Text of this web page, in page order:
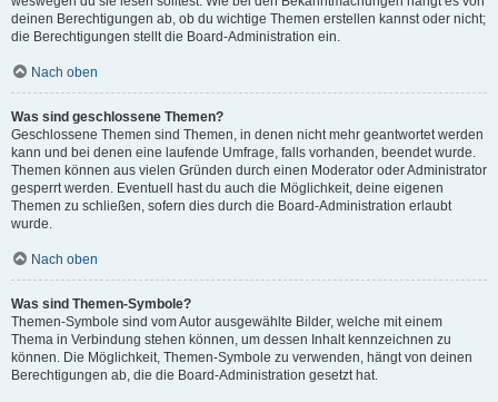
deinen Berechtigungen ab, ob du wichtige Themen erstellen kannst oder nicht;
die Berechtigungen stellt die Board-Administration ein.
Nach oben
Was sind geschlossene Themen?
Geschlossene Themen sind Themen, in denen nicht mehr geantwortet werden
kann und bei denen eine laufende Umfrage, falls vorhanden, beendet wurde.
Themen können aus vielen Gründen durch einen Moderator oder Administrator
gesperrt werden. Eventuell hast du auch die Möglichkeit, deine eigenen
Themen zu schließen, sofern dies durch die Board-Administration erlaubt
wurde.
Nach oben
Was sind Themen-Symbole?
Themen-Symbole sind vom Autor ausgewählte Bilder, welche mit einem
Thema in Verbindung stehen können, um dessen Inhalt kennzeichnen zu
können. Die Möglichkeit, Themen-Symbole zu verwenden, hängt von deinen
Berechtigungen ab, die die Board-Administration gesetzt hat.